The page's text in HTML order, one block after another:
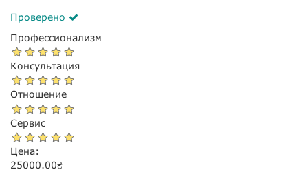
Проверено
Профессионализм
Консультация
Отношение
Сервис
Цена:
25000.00₴